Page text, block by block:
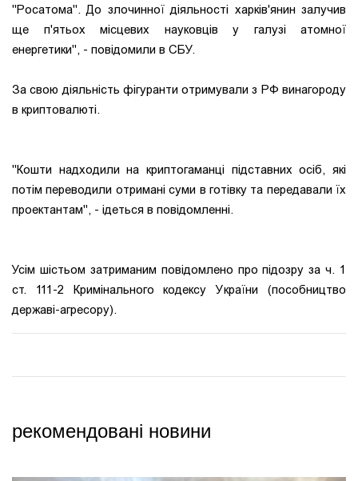
"Росатома". До злочинної діяльності харків'янин залучив
ще п'ятьох місцевих науковців у галузі атомної
енергетики", - повідомили в СБУ.
За свою діяльність фігуранти отримували з РФ винагороду
в криптовалюті.
"Кошти надходили на криптогаманці підставних осіб, які
потім переводили отримані суми в готівку та передавали їх
проектантам", - ідеться в повідомленні.
Усім шістьом затриманим повідомлено про підозру за ч. 1
ст. 111-2 Кримінального кодексу України (пособництво
державі-агресору).
рекомендовані новини